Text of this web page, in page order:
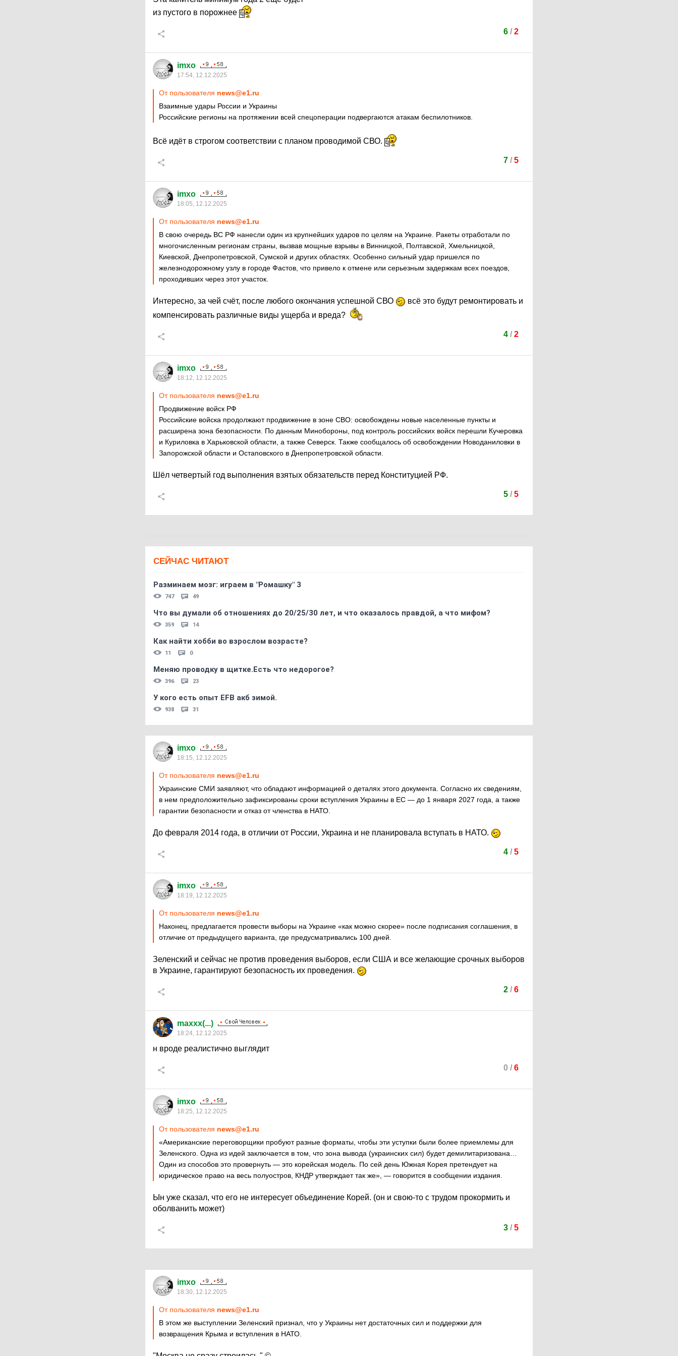
из пустого в порожнее
6/ 2
imxo
17:54, 12.12.2025
От пользователя news@e1.ru
Взаимные удары России и Украины
Российские регионы на протяжении всей спецоперации подвергаются атакам беспилотников.
Всё идёт в строгом соответствии с планом проводимой СВО.
7/ 5
imxo
18:05, 12.12.2025
От пользователя news@e1.ru
В свою очередь ВС РФ нанесли один из крупнейших ударов по целям на Украине. Ракеты отработали по
многочисленным регионам страны, вызвав мощные взрывы в Винницкой, Полтавской, Хмельницкой,
Киевской, Днепропетровской, Сумской и других областях. Особенно сильный удар пришелся по
железнодорожному узлу в городе Фастов, что привело к отмене или серьезным задержкам всех поездов,
проходивших через этот участок.
Интересно, за чей счёт, после любого окончания успешной СВО
всё это будут ремонтировать и
компенсировать различные виды ущерба и вреда?
4/ 2
imxo
18:12, 12.12.2025
От пользователя news@e1.ru
Продвижение войск РФ
Российские войска продолжают продвижение в зоне СВО: освобождены новые населенные пункты и
расширена зона безопасности. По данным Минобороны, под контроль российских войск перешли Кучеровка
и Куриловка в Харьковской области, а также Северск. Также сообщалось об освобождении Новоданиловки в
Запорожской области и Остаповского в Днепропетровской области.
Шёл четвертый год выполнения взятых обязательств перед Конституцией РФ.
5/ 5
СЕЙЧАС ЧИТАЮТ
Разминаем мозг: играем в "Ромашку" 3
747 49
Что вы думали об отношениях до 20/25/30 лет, и что оказалось правдой, а что мифом?
359 14
Как найти хобби во взрослом возрасте?
11 0
Меняю проводку в щитке.Есть что недорогое?
396 23
У кого есть опыт EFB акб зимой.
938 31
imxo
18:15, 12.12.2025
От пользователя news@e1.ru
Украинские СМИ заявляют, что обладают информацией о деталях этого документа. Согласно их сведениям,
в нем предположительно зафиксированы сроки вступления Украины в ЕС — до 1 января 2027 года, а также
гарантии безопасности и отказ от членства в НАТО.
До февраля 2014 года, в отличии от России, Украина и не планировала вступать в НАТО.
4/ 5
imxo
18:19, 12.12.2025
От пользователя news@e1.ru
Наконец, предлагается провести выборы на Украине «как можно скорее» после подписания соглашения, в
отличие от предыдущего варианта, где предусматривались 100 дней.
Зеленский и сейчас не против проведения выборов, если США и все желающие срочных выборов
в Украине, гарантируют безопасность их проведения.
2/ 6
maxxx(...)
18:24, 12.12.2025
н вроде реалистично выглядит
0 / 6
imxo
18:25, 12.12.2025
От пользователя news@e1.ru
«Американские переговорщики пробуют разные форматы, чтобы эти уступки были более приемлемы для
Зеленского. Одна из идей заключается в том, что зона вывода (украинских сил) будет демилитаризована…
Один из способов это провернуть — это корейская модель. По сей день Южная Корея претендует на
юридическое право на весь полуостров, КНДР утверждает так же», — говорится в сообщении издания.
Ын уже сказал, что его не интересует объединение Корей. (он и свою-то с трудом прокормить и
оболванить может)
3/ 5
imxo
18:30, 12.12.2025
От пользователя news@e1.ru
В этом же выступлении Зеленский признал, что у Украины нет достаточных сил и поддержки для
возвращения Крыма и вступления в НАТО.